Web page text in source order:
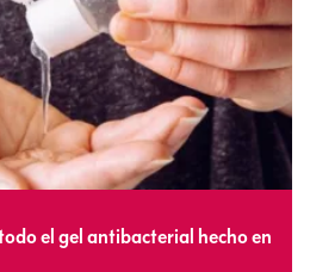
el gel antibacterial hecho en